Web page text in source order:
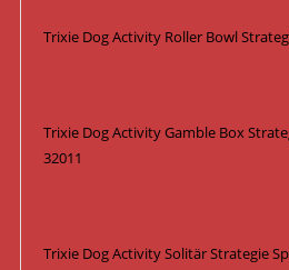
Trixie Dog Activity Roller Bowl
Trixie Dog Activity Gamble Box
32011
Trixie Dog Activity Solitär Strategie